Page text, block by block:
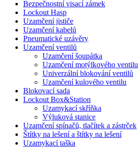
Bezpečnostní visací zámek
Lockout Hasp
Uzamčení jističe
Uzamčení kabelů
Pneumatické uzávěry
Uzamčení ventilů
Uzamčení šoupátka
Uzamčení motýlkového ventilu
Univerzální blokování ventilů
Uzamčení kulového ventilu
Blokovací sada
Lockout Box&Station
Uzamykací skříňka
Výluková stanice
Uzamčení spínačů, tlačítek a zástrček
Štítky na lešení a štítky na lešení
Uzamykací taška